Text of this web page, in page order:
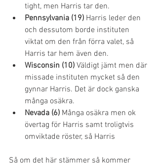
tight, men Harris tar den.
Pennsylvania (19) Harris leder den
och dessutom borde instituten
viktat om den från förra valet, så
Harris tar hem även den.
Wisconsin (10) Väldigt jämt men där
missade instituten mycket så den
gynnar Harris. Det är dock ganska
många osäkra.
Nevada (6) Många osäkra men ok
övertag för Harris samt troligtvis
omviktade röster, så Harris
Så om det här stämmer så kommer